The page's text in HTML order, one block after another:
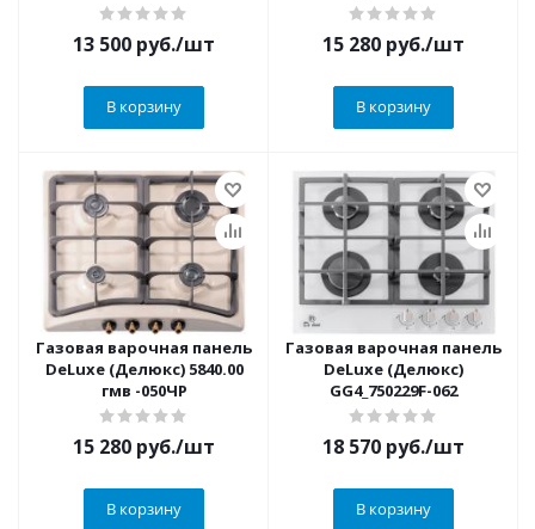
13 500 руб./шт
В корзину
15 280 руб./шт
В корзину
Газовая варочная панель
DeLuxe (Делюкс) 5840.00
гмв -050ЧР
15 280 руб./шт
В корзину
Газовая варочная панель
DeLuxe (Делюкс)
GG4_750229F-062
18 570 руб./шт
В корзину